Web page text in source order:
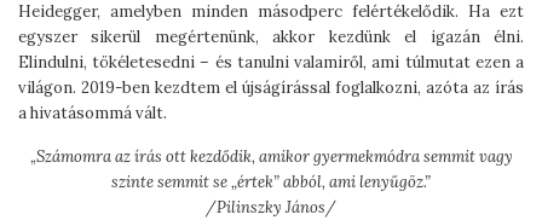
Heidegger, amelyben minden másodperc felértékelődik. Ha ezt
egyszer sikerül megértenünk, akkor kezdünk el igazán élni.
Elindulni, tökéletesedni – és tanulni valamiről, ami túlmutat ezen a
világon. 2019-ben kezdtem el újságírással foglalkozni, azóta az írás
a hivatásommá vált.
„Számomra az írás ott kezdődik, amikor gyermekmódra semmit vagy
szinte semmit se „értek” abból, ami lenyűgöz.”
/Pilinszky János/